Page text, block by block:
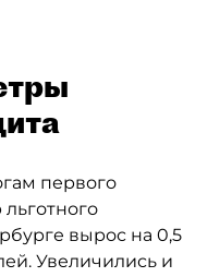
первого
вырос на 0,5
Увеличились и